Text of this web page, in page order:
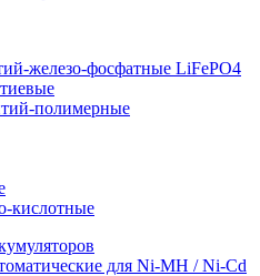
железо-фосфатные LiFePO4
полимерные
кислотные
для Ni-MH / Ni-Cd